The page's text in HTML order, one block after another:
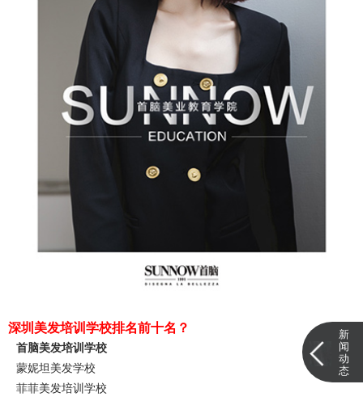
深圳美发培训学校排名前十名？
首脑美发培训学校
蒙妮坦美发学校
菲菲美发培训学校
新
闻
动
态